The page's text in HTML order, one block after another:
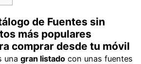
de Fuentes sin
más populares
comprar desde tu móvil
una gran listado con unas fuentes